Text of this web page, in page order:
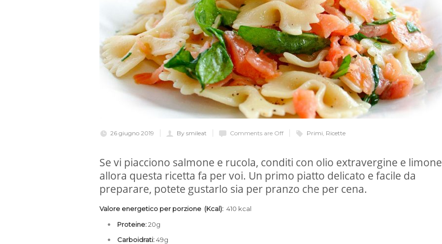
26 giugno 2019 By smileat Comments are Off Primi Ricette
Se vi piacciono salmone e rucola, conditi con olio extravergine e limone
allora questa ricetta fa per voi. Un primo piatto delicato e facile da
preparare, potete gustarlo sia per pranzo che per cena.
Valore energetico per porzione (Kcal): 410 kcal
Proteine:20g
Carboidrati:49g